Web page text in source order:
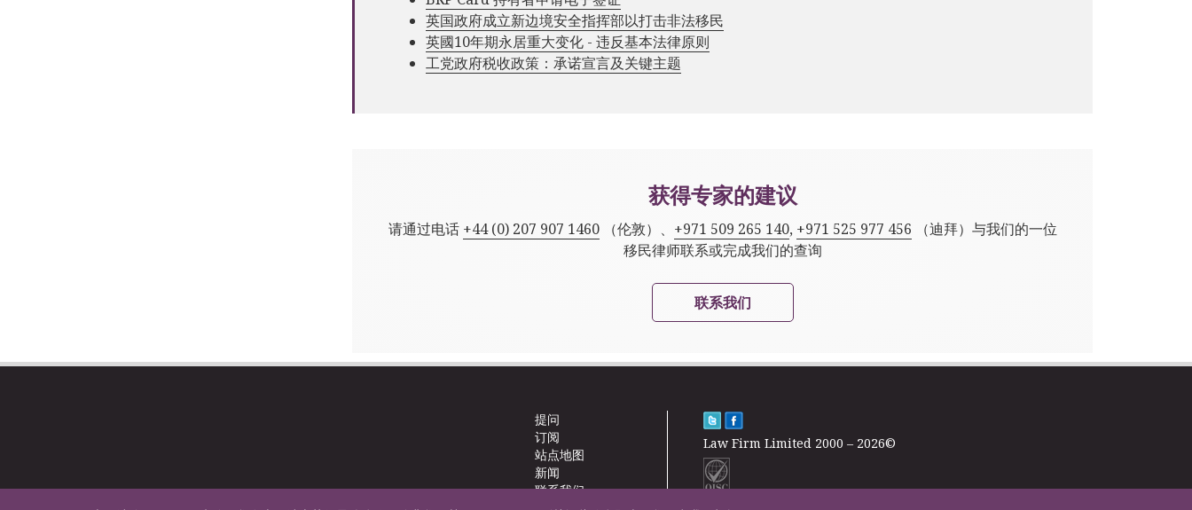
英国政府成立新边境安全指挥部以打击非法移民
英國10年期永居重大变化 - 违反基本法律原则
工党政府税收政策：承诺宣言及关键主题
获得专家的建议
请通过电话 +44 (0) 207 907 1460（伦敦）、 +971 509 265 140, +971 525 977 456 （迪拜）与我们的一位
移民律师联系或完成我们的查询
联系我们
提问
订阅
站点地图
新闻
联系我们
Law Firm Limited 2000 – 2026©